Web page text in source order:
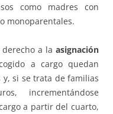
como madres con
monoparentales.
a la asignación
a cargo quedan
y, si se trata de familias
incrementándose
a partir del cuarto,